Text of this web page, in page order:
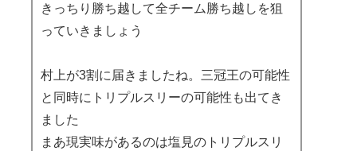
きっちり勝ち越して全チーム勝ち越しを狙
っていきましょう
村上が3割に届きましたね。三冠王の可能性
と同時にトリプルスリーの可能性も出てき
ました
まあ現実味があるのは塩見のトリプルスリ